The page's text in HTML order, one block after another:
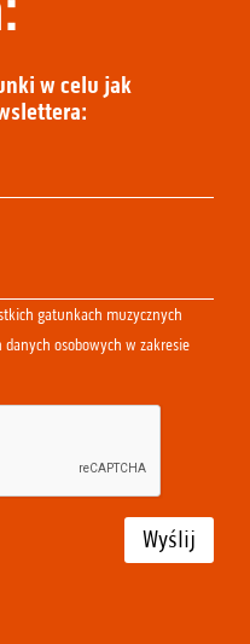
w celu jak
gatunkach muzycznych
osobowych w zakresie
Wyślij